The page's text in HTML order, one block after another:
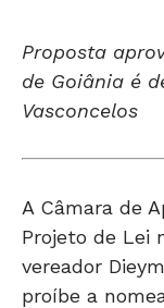
Proposta
de Goiânia é
Vasconcelos
A Câmara de
Projeto de Lei
vereador
proíbe a